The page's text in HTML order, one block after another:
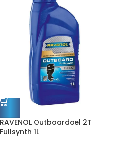
RAVENOL Outboardoel 2T
Fullsynth 1L